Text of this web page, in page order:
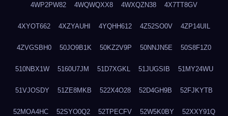
4WP2PW82 4WQWQXX8 4WXQZN38 4X7TT8GV
4XYOT662 4XZYAUHI 4YQHH612 4Z52SO0V 4ZP14UIL
4ZVGSBH0 50JO9B1K 50KZ2V9P 50NNJN5E 50S8F1Z0
510NBX1W 5160U7JM 51D7XGKL 51JUGSIB 51MY24WU
51VJOSDY 51ZE8MKB 522X4O28 52D4GH9B 52FJKYTB
52MOA4HC 52SYO0Q2 52TPECFV 52W5K0BY 52XXY91Q